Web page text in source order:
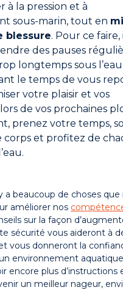
à la pression et à
sous-marin, tout en
blessure. Pour ce faire,
des pauses
longtemps sous l’eau
le temps de vous
votre plaisir et vos
de vos prochaines
prenez votre temps,
corps et profitez de
a beaucoup de choses que
améliorer nos
sur la façon
sécurité vous aideront à
vous donneront la
environnement
encore plus d’instructions
un meilleur nageur,